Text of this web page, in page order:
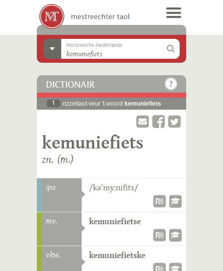
Mestreechs-Nederlands
DICTIONAIR
1 rizzeltaot veur 't woord kemuniefiets
kemuniefiets
zn. (m.)
ipa /kə'myːnifits/
mv. kemuniefietse
vkw. kemuniefietske